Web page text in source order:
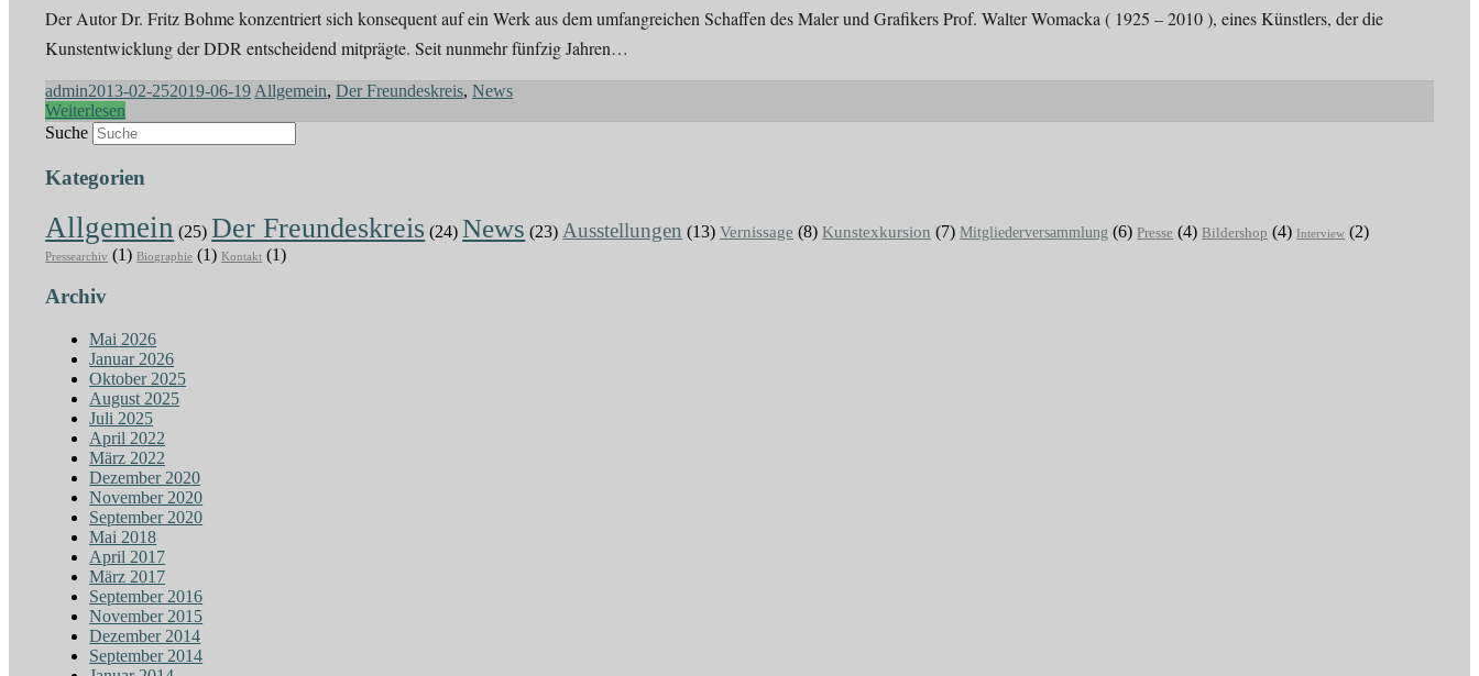
Der Autor Dr. Fritz Bohme konzentriert sich konsequent auf ein Werk aus dem umfangreichen Schaffen des Maler und Grafikers Prof. Walter Womacka ( 1925 – 2010 ), eines Künstlers, der die
Kunstentwicklung der DDR entscheidend mitprägte. Seit nunmehr fünfzig Jahren…
admin2013-02-252019-06-19 Allgemein,Der Freundeskreis,News
Weiterlesen
Suche
Kategorien
Allgemein (25) Der Freundeskreis (24) News (23) Ausstellungen (13)Vernissage (8)Kunstexkursion (7)Mitgliederversammlung (6)Presse (4)Bildershop (4) Interview (2)
Pressearchiv (1)Biographie (1)Kontakt (1)
Archiv
Mai 2026
Januar 2026
Oktober 2025
August 2025
Juli 2025
April 2022
März 2022
Dezember 2020
November 2020
September 2020
Mai 2018
April 2017
März 2017
September 2016
November 2015
Dezember 2014
September 2014